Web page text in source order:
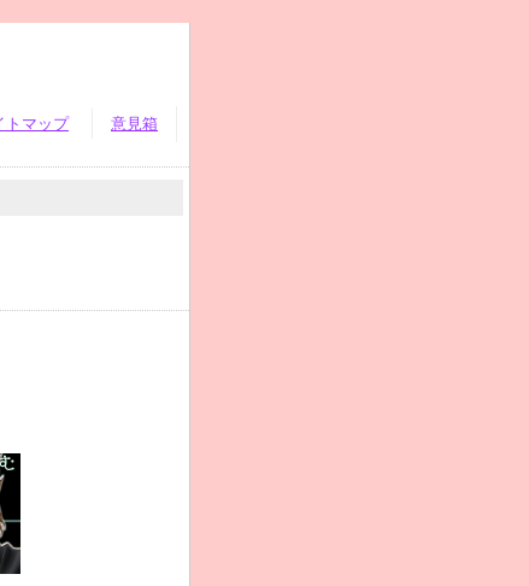
トマップ 意見箱